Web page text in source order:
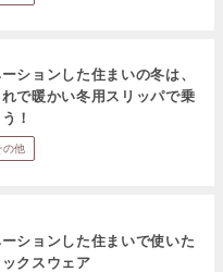
ションした住まいの冬は、
で暖かい冬用スリッパで乗
！
の他
ーションした住まいで使いた
クスウェア